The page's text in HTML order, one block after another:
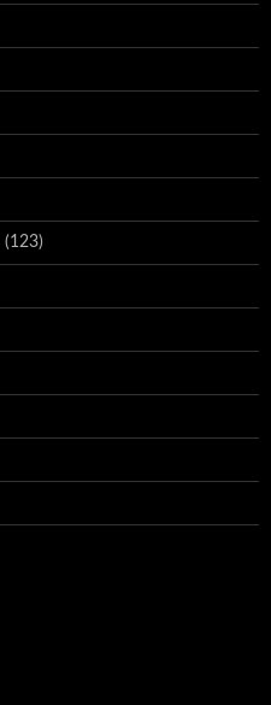
(123)